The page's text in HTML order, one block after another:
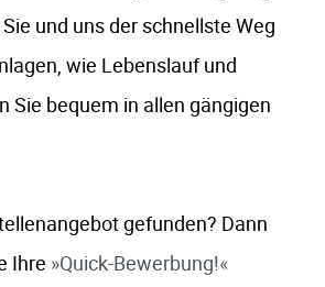
und uns der schnellste Weg
wie Lebenslauf und
Sie bequem in allen gängigen
gefunden? Dann
Ihre Quick-Bewerbung!